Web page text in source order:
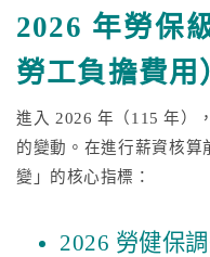
2026 年勞保
勞工負擔費用
進入 2026 年（115 年）
的變動。在進行薪資核算
變」的核心指標：
2026 勞健保